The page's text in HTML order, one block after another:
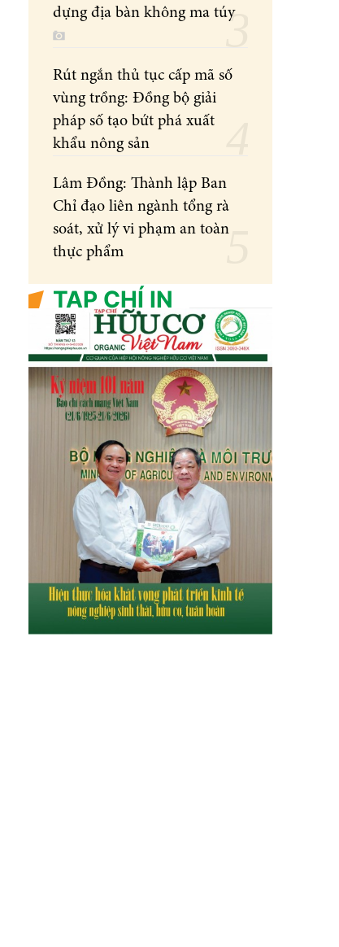
dựng địa bàn không ma túy
Rút ngắn thủ tục cấp mã số
vùng trồng: Đồng bộ giải
pháp số tạo bứt phá xuất
khẩu nông sản
Lâm Đồng: Thành lập Ban
Chỉ đạo liên ngành tổng rà
soát, xử lý vi phạm an toàn
thực phẩm
TẠP CHÍ IN